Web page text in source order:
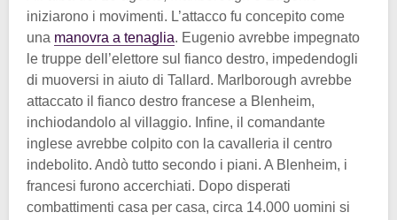
iniziarono i movimenti. L’attacco fu concepito come
una manovra a tenaglia. Eugenio avrebbe impegnato
le truppe dell’elettore sul fianco destro, impedendogli
di muoversi in aiuto di Tallard. Marlborough avrebbe
attaccato il fianco destro francese a Blenheim,
inchiodandolo al villaggio. Infine, il comandante
inglese avrebbe colpito con la cavalleria il centro
indebolito. Andò tutto secondo i piani. A Blenheim, i
francesi furono accerchiati. Dopo disperati
combattimenti casa per casa, circa 14.000 uomini si